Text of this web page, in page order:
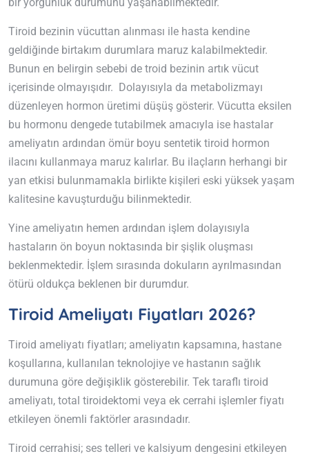
Tiroid bezinin vücuttan alınması ile hasta kendine
geldiğinde birtakım durumlara maruz kalabilmektedir.
Bunun en belirgin sebebi de troid bezinin artık vücut
içerisinde olmayışıdır. Dolayısıyla da metabolizmayı
düzenleyen hormon üretimi düşüş gösterir. Vücutta eksilen
bu hormonu dengede tutabilmek amacıyla ise hastalar
ameliyatın ardından ömür boyu sentetik tiroid hormon
ilacını kullanmaya maruz kalırlar. Bu ilaçların herhangi bir
yan etkisi bulunmamakla birlikte kişileri eski yüksek yaşam
kalitesine kavuşturduğu bilinmektedir.
Yine ameliyatın hemen ardından işlem dolayısıyla
hastaların ön boyun noktasında bir şişlik oluşması
beklenmektedir. İşlem sırasında dokuların ayrılmasından
ötürü oldukça beklenen bir durumdur.
Tiroid Ameliyatı Fiyatları 2026?
Tiroid ameliyatı fiyatları; ameliyatın kapsamına, hastane
koşullarına, kullanılan teknolojiye ve hastanın sağlık
durumuna göre değişiklik gösterebilir. Tek taraflı tiroid
ameliyatı, total tiroidektomi veya ek cerrahi işlemler fiyatı
etkileyen önemli faktörler arasındadır.
Tiroid cerrahisi; ses telleri ve kalsiyum dengesini etkileyen